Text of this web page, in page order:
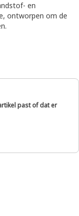
en
ontworpen om de
past of dat er